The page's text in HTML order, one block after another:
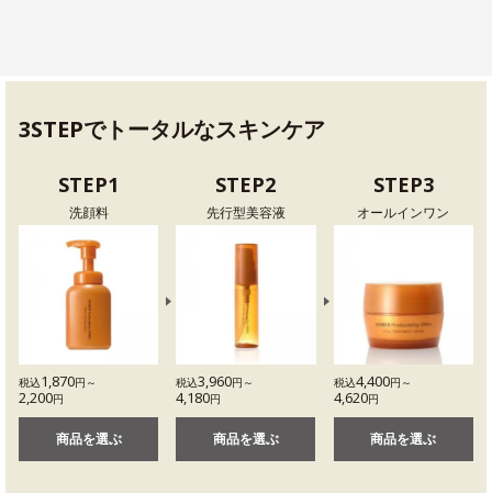
3STEPでトータルなスキンケア
STEP1
洗顔料
税込1,870円～
2,200円
商品を選ぶ
STEP2
先行型美容液
税込3,960円～
4,180円
商品を選ぶ
STEP3
オールインワン
税込4,400円～
4,620円
商品を選ぶ